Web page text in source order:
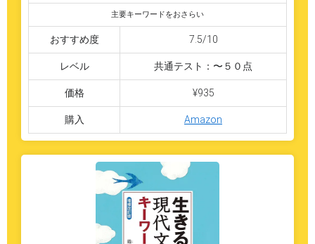
主要キーワードをおさらい
おすすめ度 7.5/10
レベル 共通テスト：〜５０点
価格 ¥935
購入 Amazon